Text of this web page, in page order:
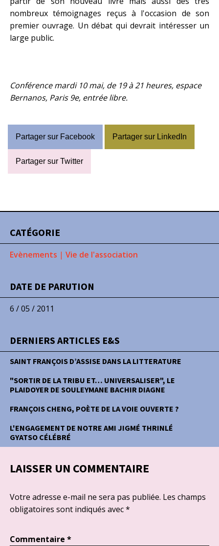
CATÉGORIE
Evènements | Vie de l'association
DATE DE PARUTION
6 / 05 / 2011
DERNIERS ARTICLES E&S
SAINT FRANÇOIS D’ASSISE DANS LA LITTERATURE
"SORTIR DE LA TRIBU ET… UNIVERSALISER", LE
PLAIDOYER DE SOULEYMANE BACHIR DIAGNE
FRANÇOIS CHENG, POÈTE DE LA VOIE OUVERTE ?
L'ENGAGEMENT DE NOTRE AMI JIGMÉ THRINLÉ
GYATSO CÉLÉBRÉ
LAISSER UN COMMENTAIRE
Votre adresse e-mail ne sera pas publiée. Les champs
obligatoires sont indiqués avec*
Commentaire *
nombreux témoignages reçus à l'occasion de son
premier ouvrage. Un débat qui devrait intéresser un
large public.
Conférence mardi 10 mai, de 19 à 21 heures, espace
Bernanos, Paris 9e, entrée libre.
Partager sur Facebook Partager sur LinkedIn
Partager sur Twitter